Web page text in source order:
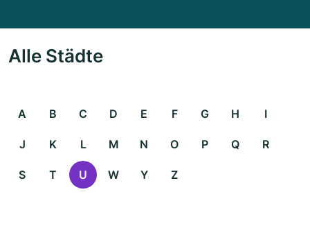
Alle Städte
A B C D E F G H I
J K L M N O P Q R
S T U W Y Z